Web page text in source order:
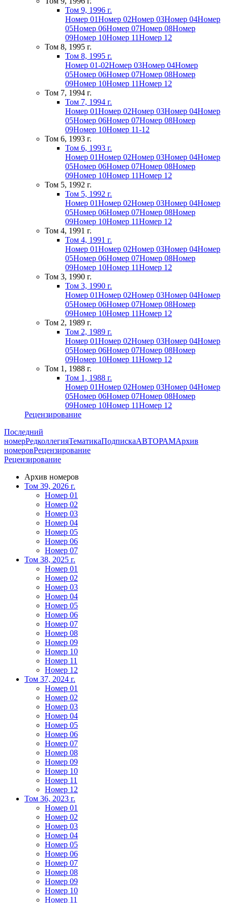
Том 9, 1996 г.
Номер 01Номер 02Номер 03Номер 04Номер
05Номер 06Номер 07Номер 08Номер
09Номер 10Номер 11Номер 12
Том 8, 1995 г.
Том 8, 1995 г.
Номер 01-02Номер 03Номер 04Номер
05Номер 06Номер 07Номер 08Номер
09Номер 10Номер 11Номер 12
Том 7, 1994 г.
Том 7, 1994 г.
Номер 01Номер 02Номер 03Номер 04Номер
05Номер 06Номер 07Номер 08Номер
09Номер 10Номер 11-12
Том 6, 1993 г.
Том 6, 1993 г.
Номер 01Номер 02Номер 03Номер 04Номер
05Номер 06Номер 07Номер 08Номер
09Номер 10Номер 11Номер 12
Том 5, 1992 г.
Том 5, 1992 г.
Номер 01Номер 02Номер 03Номер 04Номер
05Номер 06Номер 07Номер 08Номер
09Номер 10Номер 11Номер 12
Том 4, 1991 г.
Том 4, 1991 г.
Номер 01Номер 02Номер 03Номер 04Номер
05Номер 06Номер 07Номер 08Номер
09Номер 10Номер 11Номер 12
Том 3, 1990 г.
Том 3, 1990 г.
Номер 01Номер 02Номер 03Номер 04Номер
05Номер 06Номер 07Номер 08Номер
09Номер 10Номер 11Номер 12
Том 2, 1989 г.
Том 2, 1989 г.
Номер 01Номер 02Номер 03Номер 04Номер
05Номер 06Номер 07Номер 08Номер
09Номер 10Номер 11Номер 12
Том 1, 1988 г.
Том 1, 1988 г.
Номер 01Номер 02Номер 03Номер 04Номер
05Номер 06Номер 07Номер 08Номер
09Номер 10Номер 11Номер 12
Рецензирование
Последний
номерРедколлегияТематикаПодпискаАВТОРАМАрхив
номеровРецензирование
Рецензирование
Архив номеров
Том 39, 2026 г.
Номер 01
Номер 02
Номер 03
Номер 04
Номер 05
Номер 06
Номер 07
Том 38, 2025 г.
Номер 01
Номер 02
Номер 03
Номер 04
Номер 05
Номер 06
Номер 07
Номер 08
Номер 09
Номер 10
Номер 11
Номер 12
Том 37, 2024 г.
Номер 01
Номер 02
Номер 03
Номер 04
Номер 05
Номер 06
Номер 07
Номер 08
Номер 09
Номер 10
Номер 11
Номер 12
Том 36, 2023 г.
Номер 01
Номер 02
Номер 03
Номер 04
Номер 05
Номер 06
Номер 07
Номер 08
Номер 09
Номер 10
Номер 11